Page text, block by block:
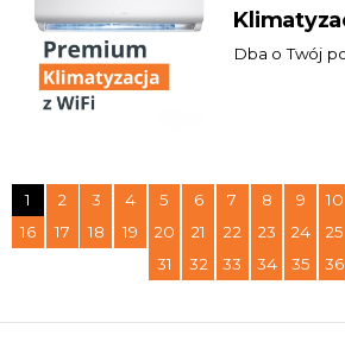
Dba o Twój
1 2 3 4 5 6 7 8 9 10
16
17 18 19 20 21 22 23 24 25
31
32 33 34 35 36